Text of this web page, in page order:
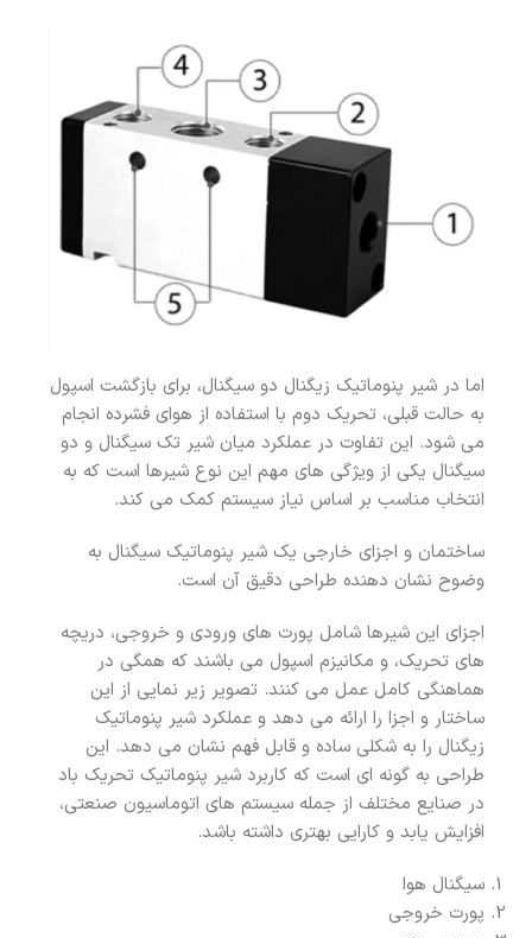
اما در شیر پنوماتیک زیگنال دو سیگنال، برای بازگشت اسپول
به حالت قبلی، تحریک دوم با استفاده از هوای فشرده انجام
می شود. این تفاوت در عملکرد میان شیر تک سیگنال و دو
سیگنال یکی از ویژگی های مهم این نوع شیرها است که به
انتخاب مناسب بر اساس نیاز سیستم کمک می کند.
ساختمان و اجزای خارجی یک شیر پنوماتیک سیگنال به
وضوح نشان دهنده طراحی دقیق آن است.
اجزای این شیرها شامل پورت های ورودی و خروجی، دریچه
های تحریک، و مکانیزم اسپول می باشند که همگی در
هماهنگی کامل عمل می کنند. تصویر زیر نمایی از این
ساختار و اجزا را ارائه می دهد و عملکرد شیر پنوماتیک
زیگنال را به شکلی ساده و قابل فهم نشان می دهد. این
طراحی به گونه ای است که کاربرد شیر پنوماتیک تحریک باد
در صنایع مختلف از جمله سیستم های اتوماسیون صنعتی،
افزایش یابد و کارایی بهتری داشته باشد.
سیگنال هوا
پورت خروجی